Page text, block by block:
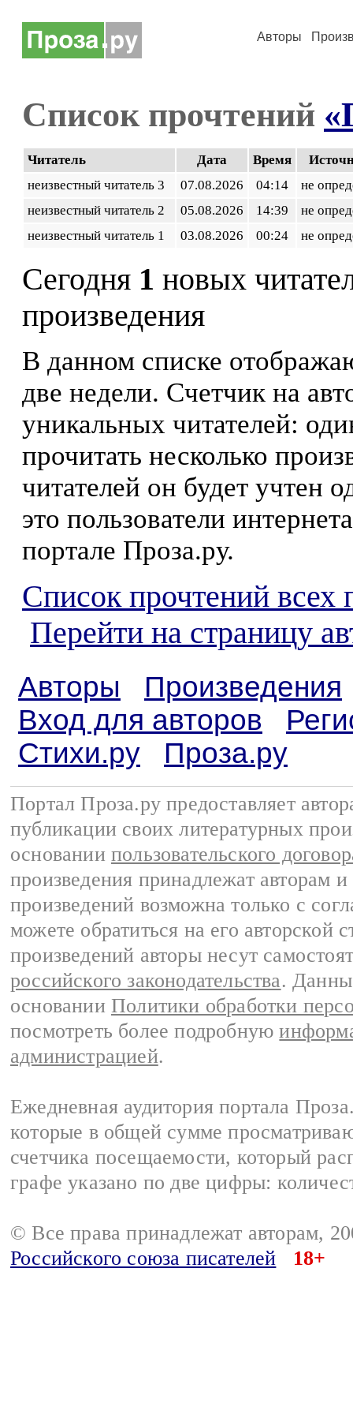
Авторы
Список прочтений
Читатель Дата Время
неизвестный читатель 3
07.08.2026 04:14
не
неизвестный читатель 2
05.08.2026 14:39
не
неизвестный читатель 1
03.08.2026 00:24 не
Сегодня 1 новых
произведения
В данном списке
две недели. Счетчик на
уникальных читателей:
прочитать несколько
читателей он будет учтен
это пользователи
портале Проза.ру.
Список прочтений всех
Перейти на страницу
Авторы
Произведения
Вход для авторов
Стихи.ру
Проза.ру
Портал Проза.ру предоставляет
публикации своих литературных
основании пользовательского
произведения принадлежат авторам
произведений возможна только с
можете обратиться на его авторской
произведений авторы несут
российского законодательства.
основании Политики обработки
посмотреть более подробную
администрацией.
Ежедневная аудитория портала
которые в общей сумме
счетчика посещаемости, который
графе указано по две цифры:
© Все права принадлежат авторам,
Российского союза писателей
18+